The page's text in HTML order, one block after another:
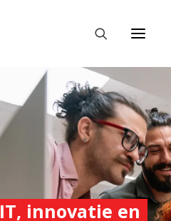
IT, innovatie en